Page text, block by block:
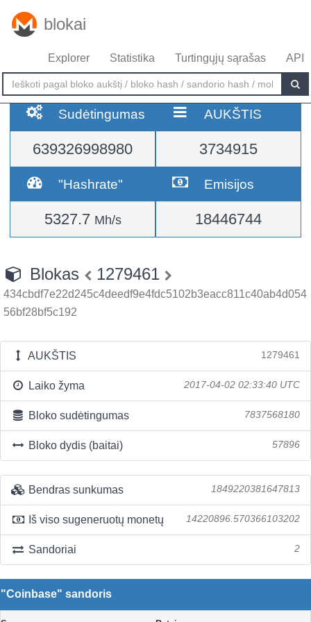
blokai
Explorer Statistika Turtingųjų sąrašas API
Sudėtingumas
639326998980
AUKŠTIS
3734915
"Hashrate"
5327.7 Mh/s
Emisijos
18446744
Blokas 1279461
434cbdf7e22d245c4deedf9e4fdc5102b3eacc811c40ab4d054
56bf28bf5c192
AUKŠTIS 1279461
Laiko žyma 2017-04-02 02:33:40 UTC
Bloko sudėtingumas 7837568180
Bloko dydis (baitai) 57896
Bendras sunkumas 1849220381647813
Iš viso sugeneruotų monetų 14220896.570366103202
Sandoriai 2
"Coinbase" sandoris